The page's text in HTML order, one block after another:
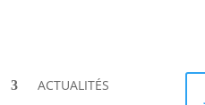
ACTUALITÉS